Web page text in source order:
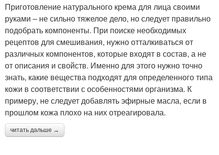
Приготовление натурального крема для лица своими
руками – не сильно тяжелое дело, но следует правильно
подобрать компоненты. При поиске необходимых
рецептов для смешивания, нужно отталкиваться от
различных компонентов, которые входят в состав, а не
от описания и свойств. Именно для этого нужно точно
знать, какие вещества подходят для определенного типа
кожи в соответствии с особенностями организма. К
примеру, не следует добавлять эфирные масла, если в
прошлом кожа плохо на них отреагировала.
читать дальше →